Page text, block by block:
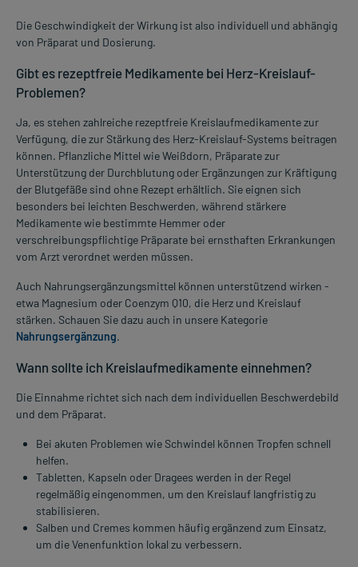
Die Geschwindigkeit der Wirkung ist also individuell und abhängig
von Präparat und Dosierung.
Gibt es rezeptfreie Medikamente bei Herz-Kreislauf-
Problemen?
Ja, es stehen zahlreiche rezeptfreie Kreislaufmedikamente zur
Verfügung, die zur Stärkung des Herz-Kreislauf-Systems beitragen
können. Pflanzliche Mittel wie Weißdorn, Präparate zur
Unterstützung der Durchblutung oder Ergänzungen zur Kräftigung
der Blutgefäße sind ohne Rezept erhältlich. Sie eignen sich
besonders bei leichten Beschwerden, während stärkere
Medikamente wie bestimmte Hemmer oder
verschreibungspflichtige Präparate bei ernsthaften Erkrankungen
vom Arzt verordnet werden müssen.
Auch Nahrungsergänzungsmittel können unterstützend wirken -
etwa Magnesium oder Coenzym Q10, die Herz und Kreislauf
stärken. Schauen Sie dazu auch in unsere Kategorie
Nahrungsergänzung.
Wann sollte ich Kreislaufmedikamente einnehmen?
Die Einnahme richtet sich nach dem individuellen Beschwerdebild
und dem Präparat.
Bei akuten Problemen wie Schwindel können Tropfen schnell
helfen.
Tabletten, Kapseln oder Dragees werden in der Regel
regelmäßig eingenommen, um den Kreislauf langfristig zu
stabilisieren.
Salben und Cremes kommen häufig ergänzend zum Einsatz,
um die Venenfunktion lokal zu verbessern.